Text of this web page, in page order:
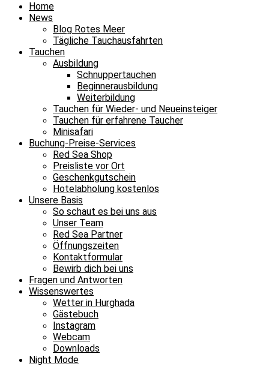
Home
News
Blog Rotes Meer
Tägliche Tauchausfahrten
Tauchen
Ausbildung
Schnuppertauchen
Beginnerausbildung
Weiterbildung
Tauchen für Wieder- und Neueinsteiger
Tauchen für erfahrene Taucher
Minisafari
Buchung-Preise-Services
Red Sea Shop
Preisliste vor Ort
Geschenkgutschein
Hotelabholung kostenlos
Unsere Basis
So schaut es bei uns aus
Unser Team
Red Sea Partner
Öffnungszeiten
Kontaktformular
Bewirb dich bei uns
Fragen und Antworten
Wissenswertes
Wetter in Hurghada
Gästebuch
Instagram
Webcam
Downloads
Night Mode